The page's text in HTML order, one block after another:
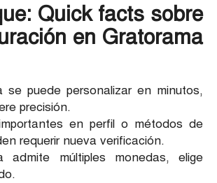
Quick facts sobre
en Gratorama
se puede personalizar en minutos,
precisión.
en perfil o métodos de
requerir nueva verificación.
admite múltiples monedas, elige